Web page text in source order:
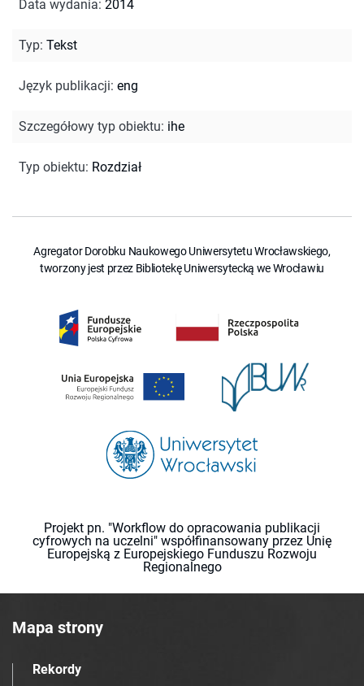
Data wydania: 2014
Typ: Tekst
Język publikacji: eng
Szczegółowy typ obiektu: ihe
Typ obiektu: Rozdział
Agregator Dorobku Naukowego Uniwersytetu Wrocławskiego,
tworzony jest przez Bibliotekę Uniwersytecką we Wrocławiu
Projekt pn. "Workflow do opracowania publikacji
cyfrowych na uczelni" współfinansowany przez Unię
Europejską z Europejskiego Funduszu Rozwoju
Regionalnego
Mapa strony
Rekordy